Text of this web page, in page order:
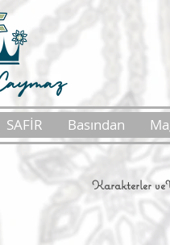
SAFİR Basından
Karakterler